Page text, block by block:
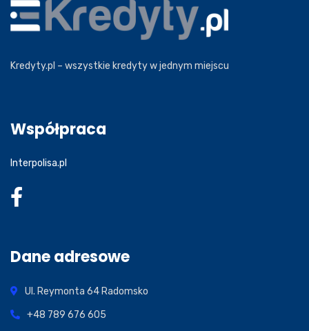
Kredyty.pl – wszystkie kredyty w jednym miejscu
Współpraca
Interpolisa.pl
Dane adresowe
Ul. Reymonta 64 Radomsko
+48 789 676 605